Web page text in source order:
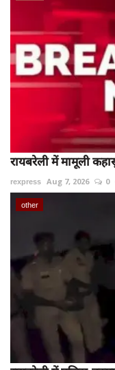
रायबरेली में मामूली
rexpress Aug 7, 2026 0
other